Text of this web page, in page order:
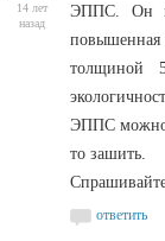
14 лет
назад
ЭППС. Он
ЭППС можно
то зашить.
ответить